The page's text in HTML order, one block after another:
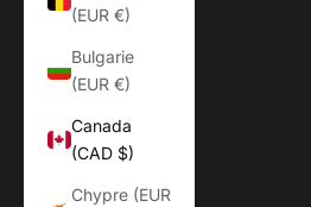
(EUR €)
Bulgarie
(EUR €)
Canada
(CAD $)
Chypre (EUR